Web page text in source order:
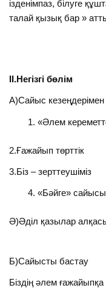
ізденімпаз, білуге
талай қызық бар »
ІІ.Негізгі бөлім
А)Сайыс
«Әлем
2.Ғажайып төрттік
3.Біз – зерттеушіміз
«Бәйге» сайысы
Ә)Әділ қазылар
Б)Сайысты бастау
Біздің әлем